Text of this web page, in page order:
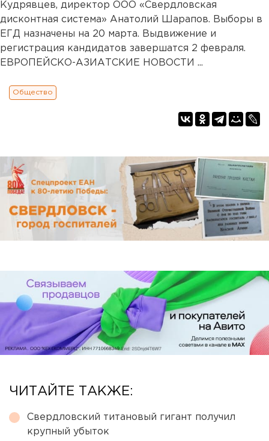
Кудрявцев, директор ООО «Свердловская
дисконтная система» Анатолий Шарапов. Выборы в
ЕГД назначены на 20 марта. Выдвижение и
регистрация кандидатов завершатся 2 февраля.
ЕВРОПЕЙСКО-АЗИАТСКИЕ НОВОСТИ ...
Общество
ЧИТАЙТЕ ТАКЖЕ:
Свердловский титановый гигант получил
крупный убыток